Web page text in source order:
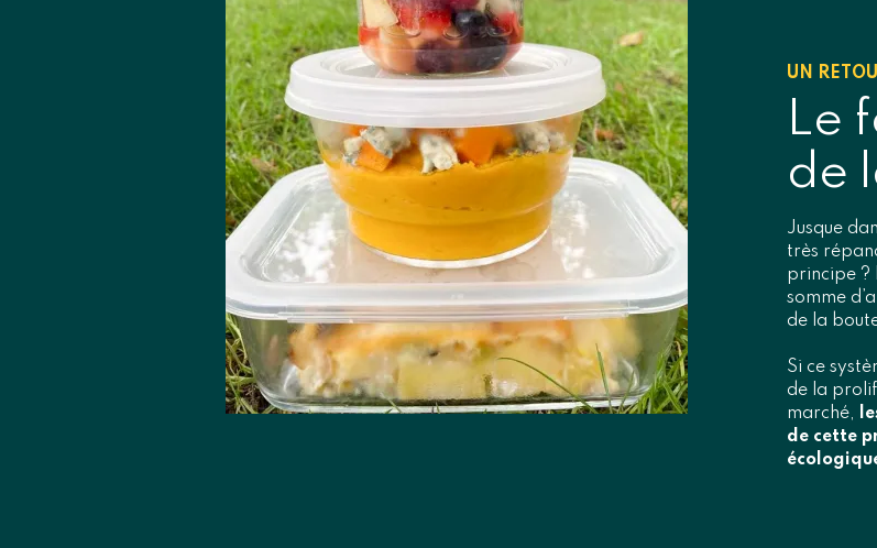
UN
Le
de
Jusque
très
principe ?
somme
de la
Si ce
de la
marché,
de cette